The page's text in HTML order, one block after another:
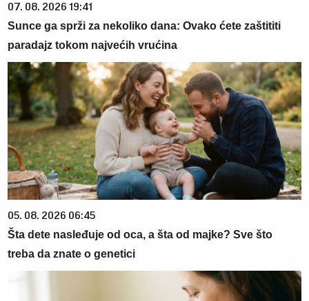
07. 08. 2026 19:41
Sunce ga sprži za nekoliko dana: Ovako ćete zaštititi
paradajz tokom najvećih vrućina
05. 08. 2026 06:45
Šta dete nasleđuje od oca, a šta od majke? Sve što
treba da znate o genetici